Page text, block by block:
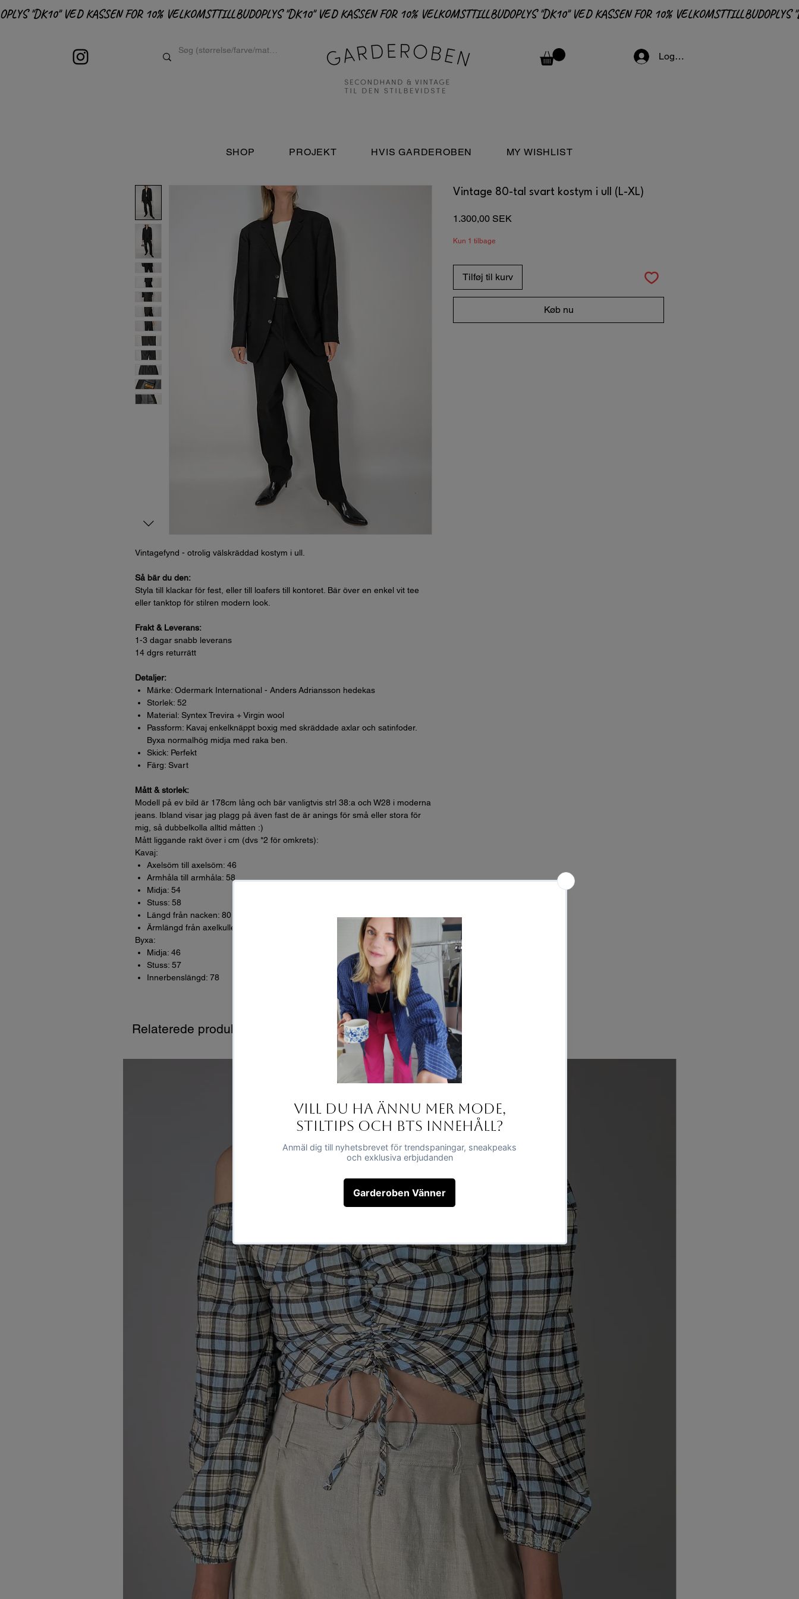
OPLYS "DK10" VED KASSEN FOR 10% VELKOMSTTILLBUD
Logga in
SHOP PROJEKT HVIS GARDEROBEN MY WISHLIST
Vintagefynd - otrolig välskräddad kostym i ull.
Så bär du den:
Styla till klackar för fest, eller till loafers till kontoret. Bär över en enkel vit tee
eller tanktop för stilren modern look.
Frakt & Leverans:
1-3 dagar snabb leverans
14 dgrs returrätt
Detaljer:
Märke: Odermark International - Anders Adriansson hedekas
Storlek: 52
Material: Syntex Trevira + Virgin wool
Passform: Kavaj enkelknäppt boxig med skräddade axlar och satinfoder.
Byxa normalhög midja med raka ben.
Skick: Perfekt
Färg: Svart
Mått & storlek:
Modell på ev bild är 178cm lång och bär vanligtvis strl 38:a och W28 i moderna
jeans. Ibland visar jag plagg på även fast de är anings för små eller stora för
mig, så dubbelkolla alltid måtten :)
Mått liggande rakt över i cm (dvs *2 för omkrets):
Kavaj:
Axelsöm till axelsöm: 46
Armhåla till armhåla: 58
Midja: 54
Stuss: 58
Längd från nacken: 80
Ärmlängd från axelkullen: 64,5
Byxa:
Midja: 46
Stuss: 57
Innerbenslängd: 78
Vintage 80-tal svart kostym i ull (L-XL)
1.300,00 SEK
Kun 1 tilbage
Tilføj til kurv
Køb nu
Relaterede produkter